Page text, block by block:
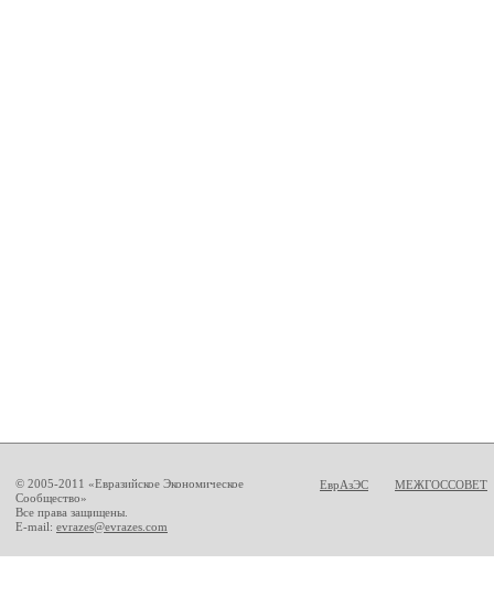
© 2005-2011 «Евразийское Экономическое
Сообщество»
Все права защищены.
E-mail: evrazes@evrazes.com
ЕврАзЭС МЕЖГОССОВЕТ